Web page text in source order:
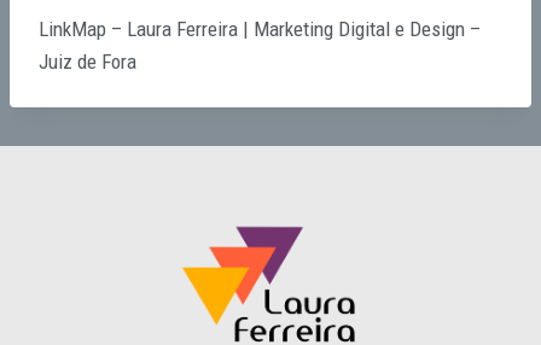
LinkMap – Laura Ferreira | Marketing Digital e Design –
Juiz de Fora